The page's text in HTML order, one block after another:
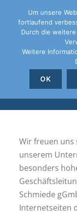
Wir freuen uns
unserem
besonders
Schmiede
Internetseiten
Um unsere
fortlaufend
Durch die
Weitere
OK